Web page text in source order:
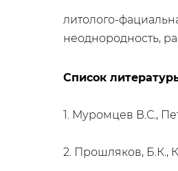
литолого-
неоднородность,
Список
1. Муромцев В.С.,
2. Прошляков, Б.К.,